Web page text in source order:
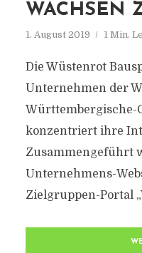
WACHSEN
1. August 2019 1 Min.
Die Wüstenrot
Unternehmen der
Württembergische-
konzentriert ihre
Zusammengeführt
Unternehmens-
Zielgruppen-Portal